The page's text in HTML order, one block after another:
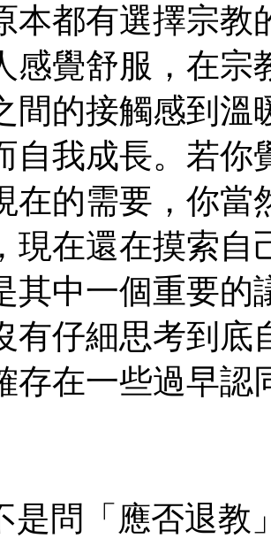
本都有選擇宗
感覺舒服，在宗
間的接觸感到
自我成長。若你
在的需要，你當
現在還在摸索自
其中一個重要的
有仔細思考到底
存在一些過早認
是問「應否退教